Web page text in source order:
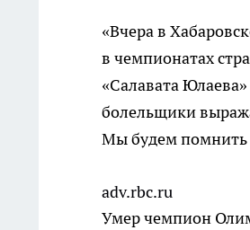
«Вчера в
в чемпионатах
«Салавата
болельщики
Мы будем помнить
adv.rbc.ru
Умер чемпион